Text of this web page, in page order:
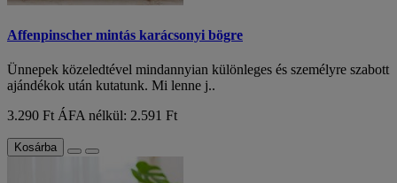
Affenpinscher mintás karácsonyi bögre
Ünnepek közeledtével mindannyian különleges és személyre szabott
ajándékok után kutatunk. Mi lenne j..
3.290 FtÁFA nélkül: 2.591 Ft
Kosárba